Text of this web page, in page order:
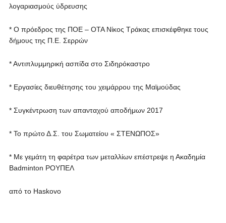
λογαριασμούς ύδρευσης
* Ο πρόεδρος της ΠΟΕ – ΟΤΑ Νίκος Τράκας επισκέφθηκε τους
δήμους της Π.Ε. Σερρών
* Αντιπλυμμηρική ασπίδα στο Σιδηρόκαστρο
* Εργασίες διευθέτησης του χειμάρρου της Μαϊμούδας
* Συγκέντρωση των απανταχού απoδήμων 2017
* Το πρώτο Δ.Σ. του Σωματείου « ΣΤΕΝΩΠΟΣ»
* Με γεμάτη τη φαρέτρα των μεταλλίων επέστρεψε η Ακαδημία
Badminton ΡΟΥΠΕΛ
από το Haskovo